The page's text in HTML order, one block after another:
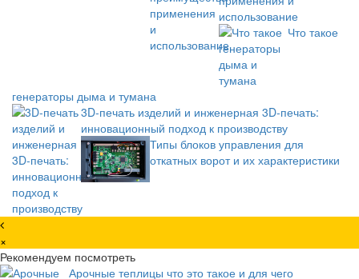
использование
Что такое
генераторы дыма и тумана
3D-печать изделий и инженерная 3D-печать:
инновационный подход к производству
Типы блоков управления для
откатных ворот и их характеристики
×
Рекомендуем посмотреть
Арочные теплицы что это такое и для чего